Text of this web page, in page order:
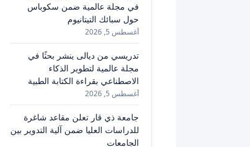
في مجلة عالمية ضمن سكوباس
حول سبائك التيتانيوم
أغسطس 5, 2026
تدريسي من ديالى ينشر بحثًا في
مجلة عالمية لتطوير الذكاء
الاصطناعي بقراءة الكتابة الطبية
أغسطس 5, 2026
جامعة ذي قار تعلن مقاعد شاغرة
للدراسات العليا ضمن آلية التدوير بين
الجامعات